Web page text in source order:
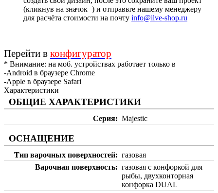
(кликнув на значок ) и отправьте нашему менеджеру
для расчёта стоимости на почту info@ilve-shop.ru
Перейти в конфигуратор
* Внимание: на моб. устройствах работает только в
-Android в браузере Chrome
-Apple в браузере Safari
Характеристики
ОБЩИЕ ХАРАКТЕРИСТИКИ
Серия Majestic
ОСНАЩЕНИЕ
Тип варочных поверхностей
газовая
Варочная поверхность
газовая с конфоркой для
рыбы, двухконторная
конфорка DUAL